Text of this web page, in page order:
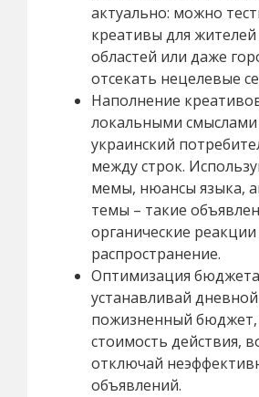
актуально: можно
креативы для
областей или даже
отсекать нецелевые
Наполнение
локальными смыслами
украинский
между строк.
мемы, нюансы языка,
темы – такие
органические
распространение.
Оптимизация
устанавливай
пожизненный бюджет,
стоимость действия,
отключай
объявлений.